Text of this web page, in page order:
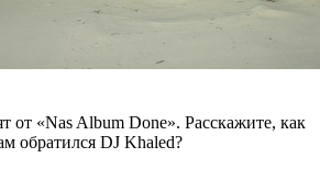
от «Nas Album Done». Расскажите, как
обратился DJ Khaled?